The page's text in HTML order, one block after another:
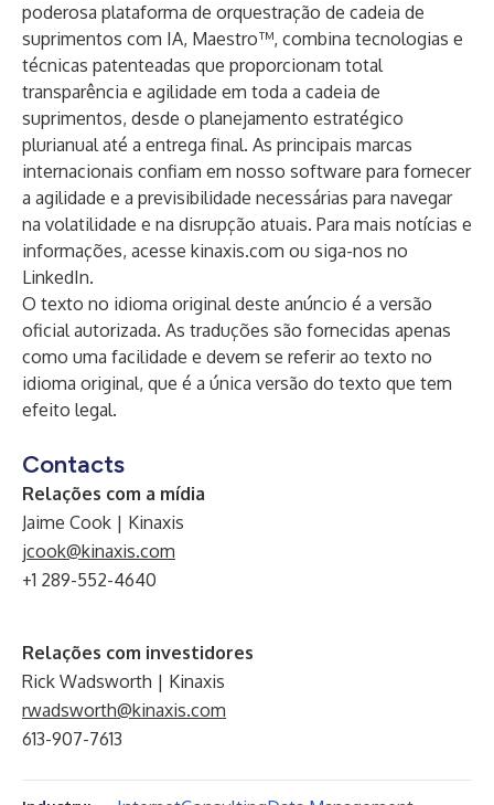
poderosa plataforma de orquestração de cadeia de
suprimentos com IA, Maestro™, combina tecnologias e
técnicas patenteadas que proporcionam total
transparência e agilidade em toda a cadeia de
suprimentos, desde o planejamento estratégico
plurianual até a entrega final. As principais marcas
internacionais confiam em nosso software para fornecer
a agilidade e a previsibilidade necessárias para navegar
na volatilidade e na disrupção atuais. Para mais notícias e
informações, acesse kinaxis.com ou siga-nos no
LinkedIn.
O texto no idioma original deste anúncio é a versão
oficial autorizada. As traduções são fornecidas apenas
como uma facilidade e devem se referir ao texto no
idioma original, que é a única versão do texto que tem
efeito legal.
Contacts
Relações com a mídia
Jaime Cook | Kinaxis
jcook@kinaxis.com
+1 289-552-4640
Relações com investidores
Rick Wadsworth | Kinaxis
rwadsworth@kinaxis.com
613-907-7613